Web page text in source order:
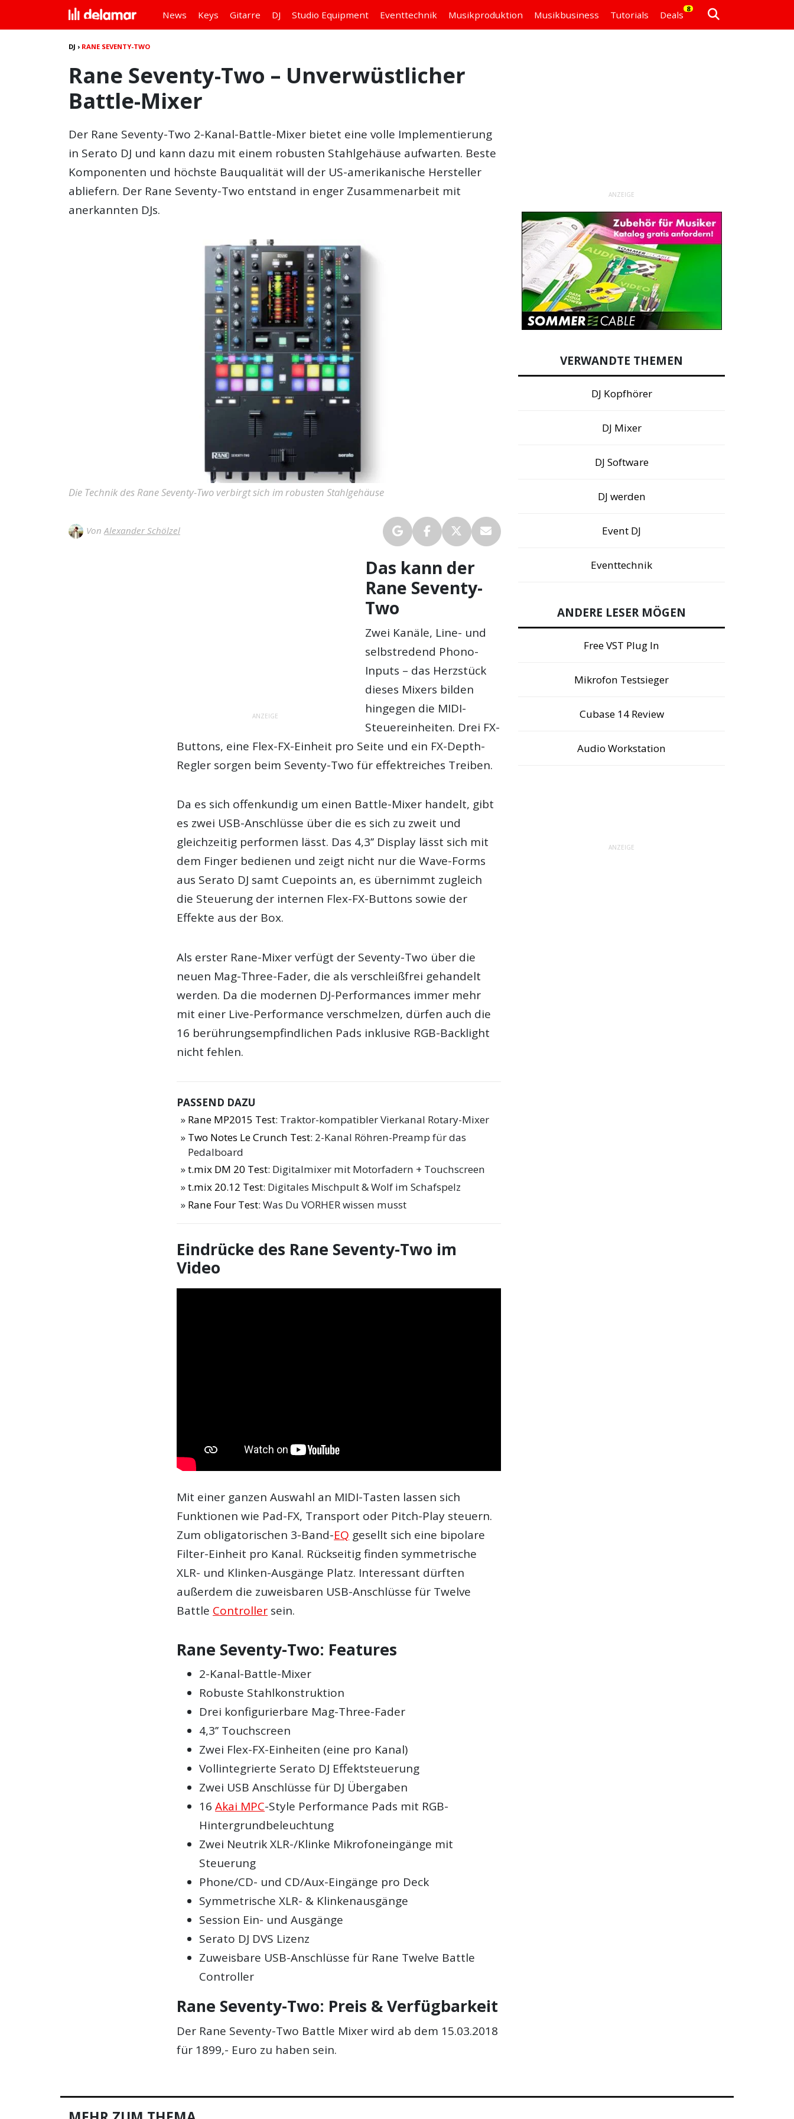
News Keys Gitarre DJ Studio Equipment Eventtechnik Musikproduktion Musikbusiness Tutorials Deals
8
DJ › RANE SEVENTY-TWO
Rane Seventy-Two – Unverwüstlicher
Battle-Mixer
Der Rane Seventy-Two 2-Kanal-Battle-Mixer bietet eine volle Implementierung
in Serato DJ und kann dazu mit einem robusten Stahlgehäuse aufwarten. Beste
Komponenten und höchste Bauqualität will der US-amerikanische Hersteller
abliefern. Der Rane Seventy-Two entstand in enger Zusammenarbeit mit
anerkannten DJs.
Die Technik des Rane Seventy-Two verbirgt sich im robusten Stahlgehäuse
Von Alexander Schölzel
ANZEIGE
Das kann der
Rane Seventy-
Two
Zwei Kanäle, Line- und
selbstredend Phono-
Inputs – das Herzstück
dieses Mixers bilden
hingegen die MIDI-
Steuereinheiten. Drei FX-
Buttons, eine Flex-FX-Einheit pro Seite und ein FX-Depth-
Regler sorgen beim Seventy-Two für effektreiches Treiben.
Da es sich offenkundig um einen Battle-Mixer handelt, gibt
es zwei USB-Anschlüsse über die es sich zu zweit und
gleichzeitig performen lässt. Das 4,3’’ Display lässt sich mit
dem Finger bedienen und zeigt nicht nur die Wave-Forms
aus Serato DJ samt Cuepoints an, es übernimmt zugleich
die Steuerung der internen Flex-FX-Buttons sowie der
Effekte aus der Box.
Als erster Rane-Mixer verfügt der Seventy-Two über die
neuen Mag-Three-Fader, die als verschleißfrei gehandelt
werden. Da die modernen DJ-Performances immer mehr
mit einer Live-Performance verschmelzen, dürfen auch die
16 berührungsempfindlichen Pads inklusive RGB-Backlight
nicht fehlen.
PASSEND DAZU
Rane MP2015 Test: Traktor-kompatibler Vierkanal Rotary-Mixer
Two Notes Le Crunch Test: 2-Kanal Röhren-Preamp für das
Pedalboard
t.mix DM 20 Test: Digitalmixer mit Motorfadern + Touchscreen
t.mix 20.12 Test: Digitales Mischpult & Wolf im Schafspelz
Rane Four Test: Was Du VORHER wissen musst
Eindrücke des Rane Seventy-Two im
Video
Mit einer ganzen Auswahl an MIDI-Tasten lassen sich
Funktionen wie Pad-FX, Transport oder Pitch-Play steuern.
Zum obligatorischen 3-Band-EQ gesellt sich eine bipolare
Filter-Einheit pro Kanal. Rückseitig finden symmetrische
XLR- und Klinken-Ausgänge Platz. Interessant dürften
außerdem die zuweisbaren USB-Anschlüsse für Twelve
Battle Controller sein.
Rane Seventy-Two: Features
2-Kanal-Battle-Mixer
Robuste Stahlkonstruktion
Drei konfigurierbare Mag-Three-Fader
4,3’’ Touchscreen
Zwei Flex-FX-Einheiten (eine pro Kanal)
Vollintegrierte Serato DJ Effektsteuerung
Zwei USB Anschlüsse für DJ Übergaben
16Akai MPC-Style Performance Pads mit RGB-
Hintergrundbeleuchtung
Zwei Neutrik XLR-/Klinke Mikrofoneingänge mit
Steuerung
Phone/CD- und CD/Aux-Eingänge pro Deck
Symmetrische XLR- & Klinkenausgänge
Session Ein- und Ausgänge
Serato DJ DVS Lizenz
Zuweisbare USB-Anschlüsse für Rane Twelve Battle
Controller
Rane Seventy-Two: Preis & Verfügbarkeit
Der Rane Seventy-Two Battle Mixer wird ab dem 15.03.2018
für 1899,- Euro zu haben sein.
ANZEIGE
VERWANDTE THEMEN
DJ Kopfhörer
DJ Mixer
DJ Software
DJ werden
Event DJ
Eventtechnik
ANDERE LESER MÖGEN
Free VST Plug In
Mikrofon Testsieger
Cubase 14 Review
Audio Workstation
ANZEIGE